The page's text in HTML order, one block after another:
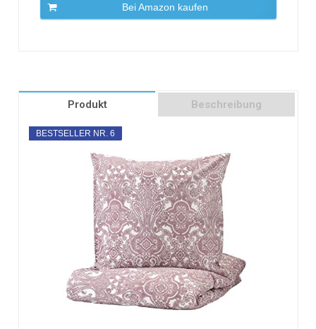
Bei Amazon kaufen
Produkt Beschreibung
BESTSELLER NR. 6